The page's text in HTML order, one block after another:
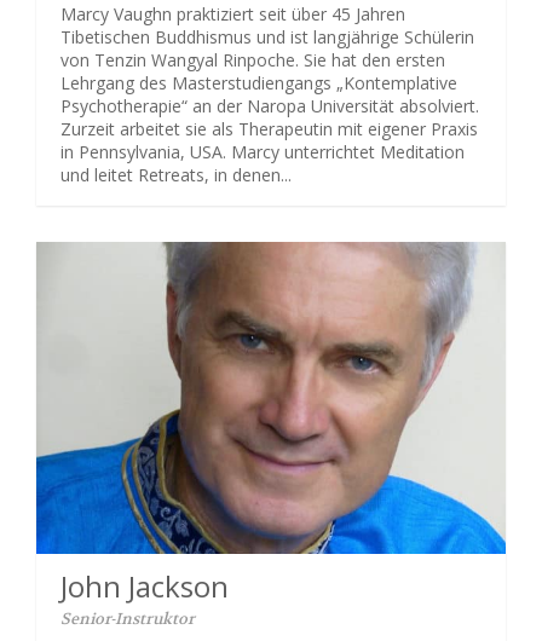
Marcy Vaughn praktiziert seit über 45 Jahren
Tibetischen Buddhismus und ist langjährige Schülerin
von Tenzin Wangyal Rinpoche. Sie hat den ersten
Lehrgang des Masterstudiengangs „Kontemplative
Psychotherapie“ an der Naropa Universität absolviert.
Zurzeit arbeitet sie als Therapeutin mit eigener Praxis
in Pennsylvania, USA. Marcy unterrichtet Meditation
und leitet Retreats, in denen...
John Jackson
Senior-Instruktor